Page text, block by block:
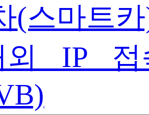
(스마트
외 IP 접